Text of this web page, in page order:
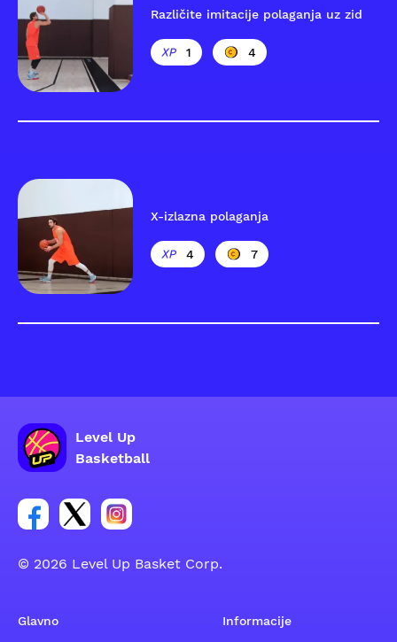
Različite imitacije polaganja uz zid
1 4
X-izlazna polaganja
4 7
Level Up
Basketball
Poveznica za Facebook grupu
Poveznica za Twitter grupu
Poveznica za Instagram grupu
© 2026 Level Up Basket Corp.
Glavno Informacije